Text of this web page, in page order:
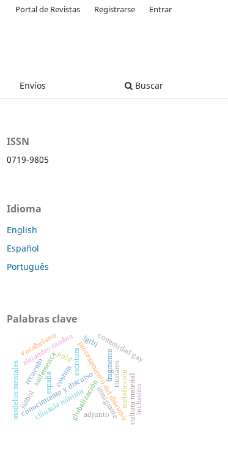
Envíos Buscar
Portal de Revistas Registrarse Entrar
ISSN
0719-9805
Idioma
English
Español
Português
Palabras clave
procesamiento del discurso
conocimiento y discurso
modelos mentales españa
sudamerica
globalizacióninmigrante
escritura
alejandro zambra fragmento
metaficción
comunidad gay
adjunto
cláusula mínima
pnld
vocabulario
recuerdo
cultura material
costura titulares
fútbol
lgtbi
inclusión